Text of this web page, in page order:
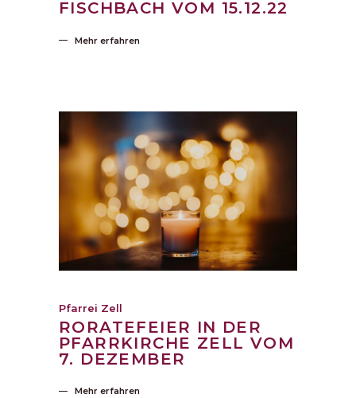
FISCHBACH VOM 15.12.22
Mehr erfahren
Pfarrei Zell
RORATEFEIER IN DER
PFARRKIRCHE ZELL VOM
7. DEZEMBER
Mehr erfahren